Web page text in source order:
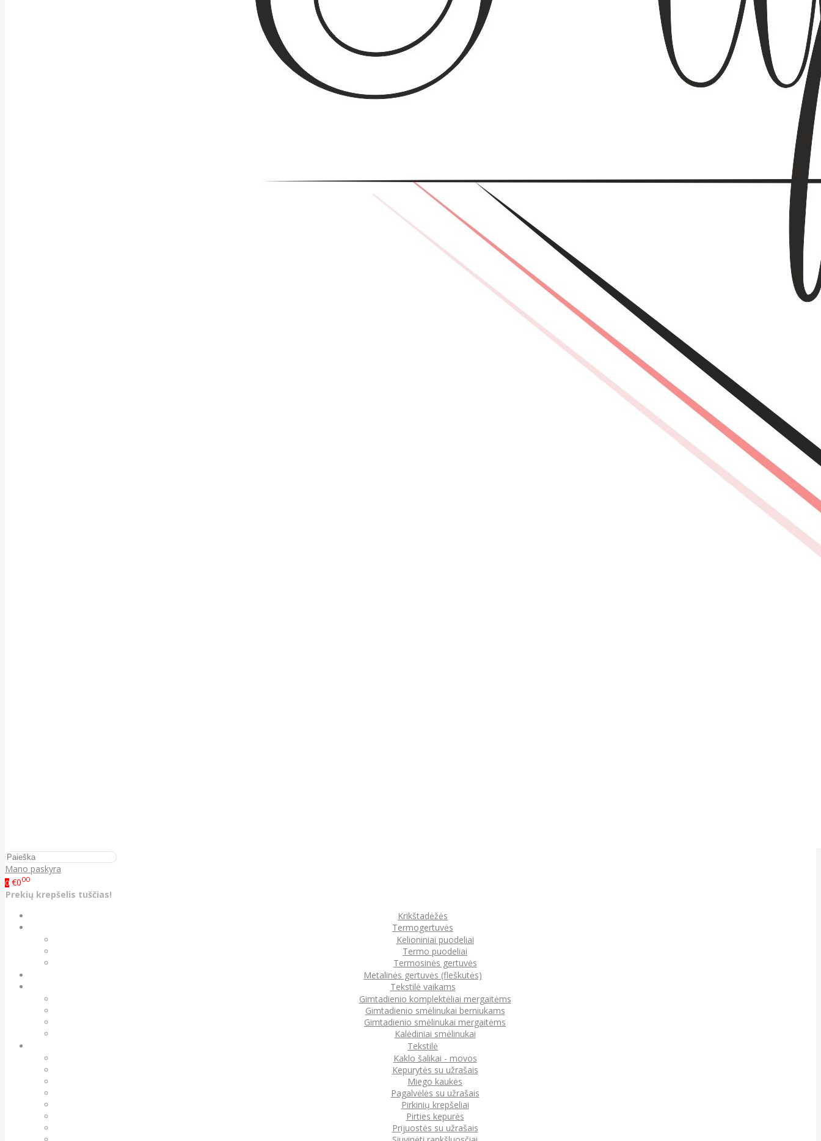
Mano paskyra
0 €000
Prekių krepšelis tuščias!
Krikštadėžės
Termogertuvės
Kelioniniai puodeliai
Termo puodeliai
Termosinės gertuvės
Metalinės gertuvės (fleškutės)
Tekstilė vaikams
Gimtadienio komplektėliai mergaitėms
Gimtadienio smėlinukai berniukams
Gimtadienio smėlinukai mergaitėms
Kalėdiniai smėlinukai
Tekstilė
Kaklo šalikai - movos
Kepurytės su užrašais
Miego kaukės
Pagalvėlės su užrašais
Pirkinių krepšeliai
Pirties kepurės
Prijuostės su užrašais